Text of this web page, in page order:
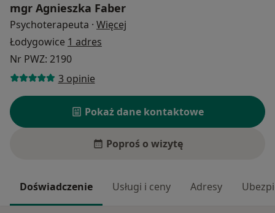
mgr Agnieszka Faber
Psychoterapeuta · Więcej
Łodygowice 1 adres
Nr PWZ: 2190
3 opinie
Pokaż dane kontaktowe
Poproś o wizytę
Doświadczenie Usługi i ceny Adresy